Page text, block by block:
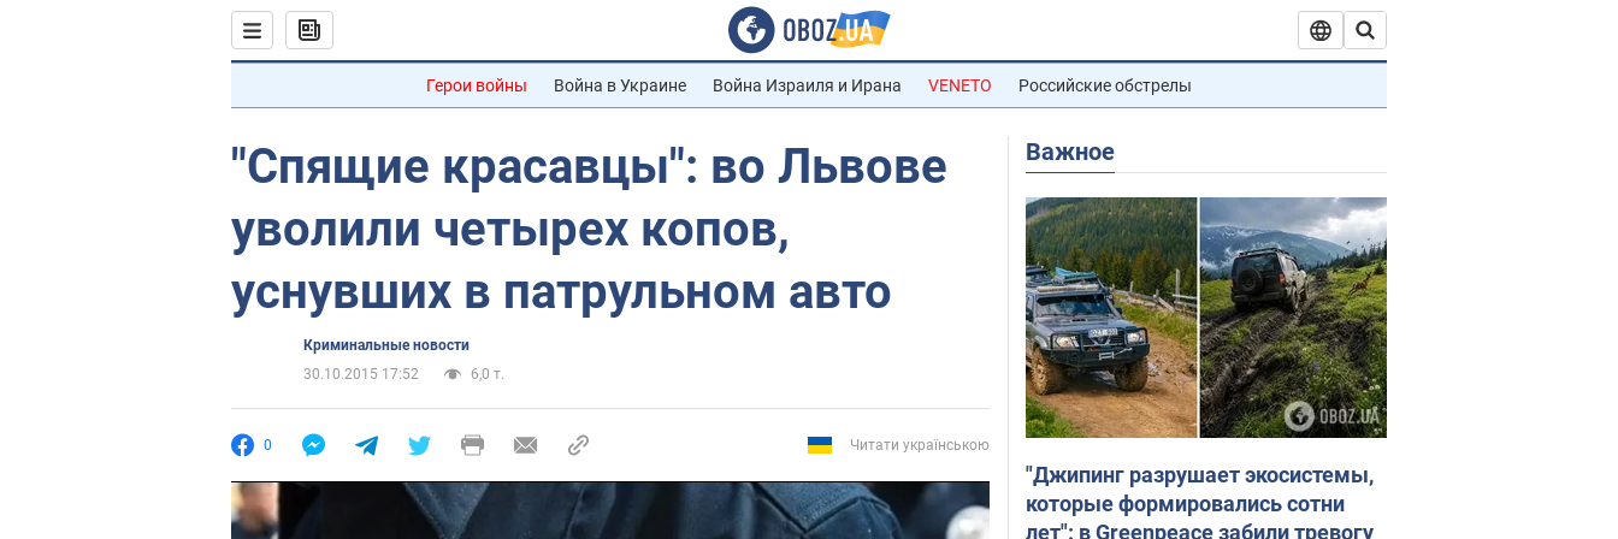
Герои войны Война в Украине Война Израиля и Ирана VENETO Российские обстрелы
"Спящие красавцы": во Львове
уволили четырех копов,
уснувших в патрульном авто
Криминальные новости
30.10.2015 17:52
6,0 т.
0 Читати українською
Важное
"Джипинг разрушает экосистемы,
которые формировались сотни
лет": в Greenpeace забили тревогу